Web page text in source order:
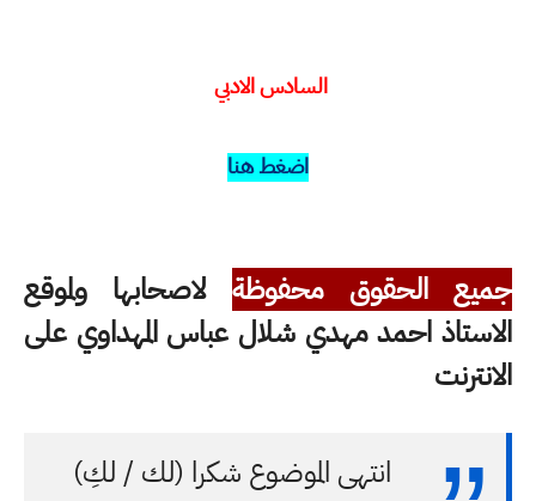
السادس الادبي
اضغط هنا
جميع الحقوق محفوظة لاصحابها ولموقع
الاستاذ احمد مهدي شلال عباس المهداوي على
الانترنت
انتهى الموضوع شكرا (لك / لكِ)